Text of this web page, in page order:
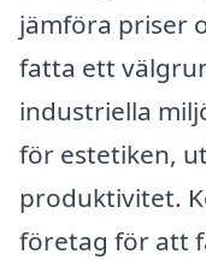
jämföra priser
fatta ett
industriella
för estetiken,
produktivitet.
företag för att